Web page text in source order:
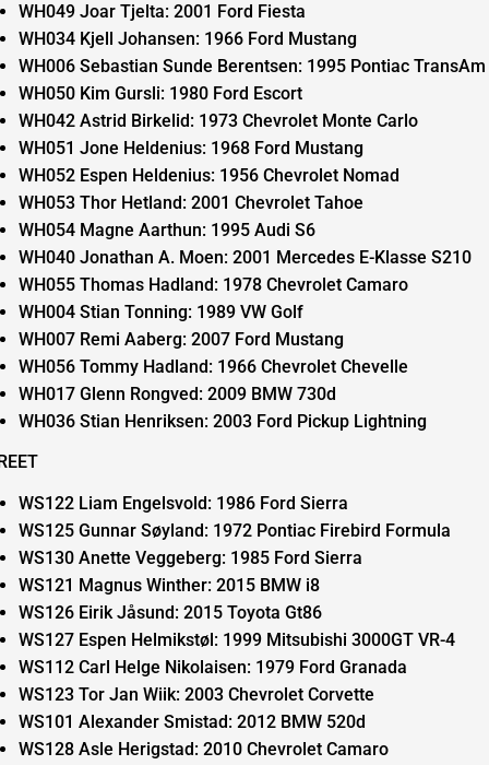
WH049 Joar Tjelta: 2001 Ford Fiesta
WH034 Kjell Johansen: 1966 Ford Mustang
WH006 Sebastian Sunde Berentsen: 1995 Pontiac TransAm
WH050 Kim Gursli: 1980 Ford Escort
WH042 Astrid Birkelid: 1973 Chevrolet Monte Carlo
WH051 Jone Heldenius: 1968 Ford Mustang
WH052 Espen Heldenius: 1956 Chevrolet Nomad
WH053 Thor Hetland: 2001 Chevrolet Tahoe
WH054 Magne Aarthun: 1995 Audi S6
WH040 Jonathan A. Moen: 2001 Mercedes E-Klasse S210
WH055 Thomas Hadland: 1978 Chevrolet Camaro
WH004 Stian Tonning: 1989 VW Golf
WH007 Remi Aaberg: 2007 Ford Mustang
WH056 Tommy Hadland: 1966 Chevrolet Chevelle
WH017 Glenn Rongved: 2009 BMW 730d
WH036 Stian Henriksen: 2003 Ford Pickup Lightning
WS122 Liam Engelsvold: 1986 Ford Sierra
WS125 Gunnar Søyland: 1972 Pontiac Firebird Formula
WS130 Anette Veggeberg: 1985 Ford Sierra
WS121 Magnus Winther: 2015 BMW i8
WS126 Eirik Jåsund: 2015 Toyota Gt86
WS127 Espen Helmikstøl: 1999 Mitsubishi 3000GT VR-4
WS112 Carl Helge Nikolaisen: 1979 Ford Granada
WS123 Tor Jan Wiik: 2003 Chevrolet Corvette
WS101 Alexander Smistad: 2012 BMW 520d
WS128 Asle Herigstad: 2010 Chevrolet Camaro